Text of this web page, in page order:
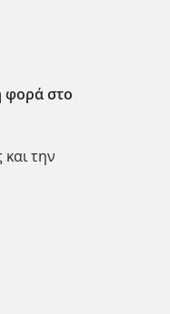
φορά στο
την